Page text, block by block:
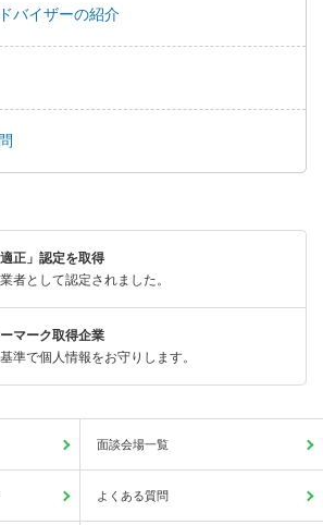
バイザーの紹介
適正」認定を取得
者として認定されました。
マーク取得企業
準で個人情報をお守りします。
面談会場一覧
よくある質問